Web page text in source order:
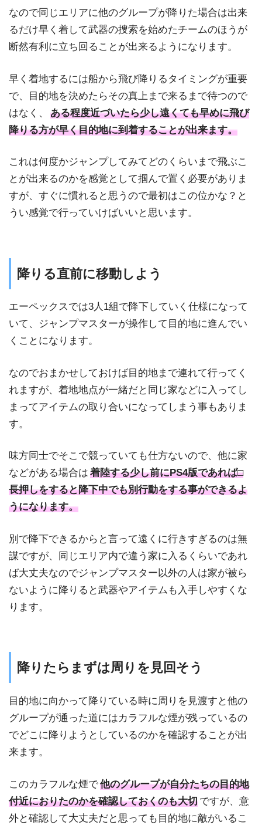
なので同じエリアに他のグループが降りた場合は出来
るだけ早く着して武器の捜索を始めたチームのほうが
断然有利に立ち回ることが出来るようになります。
早く着地するには船から飛び降りるタイミングが重要
で、目的地を決めたらその真上まで来るまで待つので
はなく、
ある程度近づいたら少し遠くても早めに飛び
降りる方が早く目的地に到着することが出来ます。
これは何度かジャンプしてみてどのくらいまで飛ぶこ
とが出来るのかを感覚として掴んで置く必要がありま
すが、すぐに慣れると思うので最初はこの位かな？と
うい感覚で行っていけばいいと思います。
降りる直前に移動しよう
エーペックスでは3人1組で降下していく仕様になって
いて、ジャンプマスターが操作して目的地に進んでい
くことになります。
なのでおまかせしておけば目的地まで連れて行ってく
れますが、着地地点が一緒だと同じ家などに入ってし
まってアイテムの取り合いになってしまう事もありま
す。
味方同士でそこで競っていても仕方ないので、他に家
などがある場合は 着陸する少し前にPS4版であれば□
長押しをすると降下中でも別行動をする事ができるよ
うになります。
別で降下できるからと言って遠くに行きすぎるのは無
謀ですが、同じエリア内で違う家に入るくらいであれ
ば大丈夫なのでジャンプマスター以外の人は家が被ら
ないように降りると武器やアイテムも入手しやすくな
ります。
降りたらまずは周りを見回そう
目的地に向かって降りている時に周りを見渡すと他の
グループが通った道にはカラフルな煙が残っているの
でどこに降りようとしているのかを確認することが出
来ます。
このカラフルな煙で他のグループが自分たちの目的地
付近におりたのかを確認しておくのも大切 ですが、意
外と確認して大丈夫だと思っても目的地に敵がいるこ